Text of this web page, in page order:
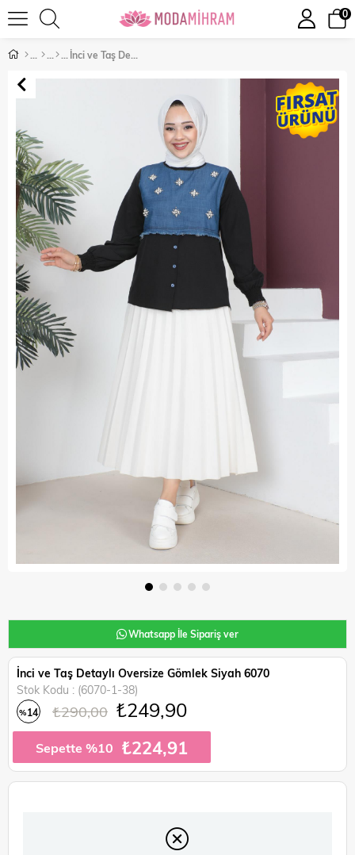
0
İnci ve Taş Detaylı Oversize Gömlek Siyah 6070
Whatsapp İle Sipariş ver
İnci ve Taş Detaylı Oversize Gömlek Siyah 6070
Stok Kodu
(6070-1-38)
%14 ₺290,00 ₺249,90
Sepette %10 ₺224,91